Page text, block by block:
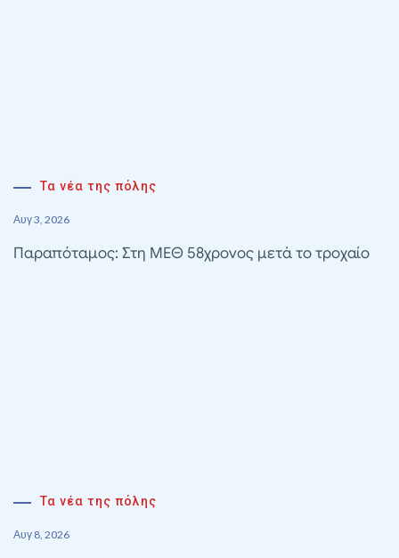
Τα νέα της πόλης
Αυγ 3, 2026
Παραπόταμος: Στη ΜΕΘ 58χρονος μετά το τροχαίο
Τα νέα της πόλης
Αυγ 8, 2026